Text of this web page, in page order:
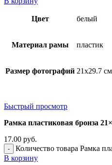
Цвет белый
Материал рамы пластик
Размер фотографий 21х29.7
Быстрый просмотр
Рамка пластиковая бронза
17.00 руб.
Количество товара Рамка
В корзину